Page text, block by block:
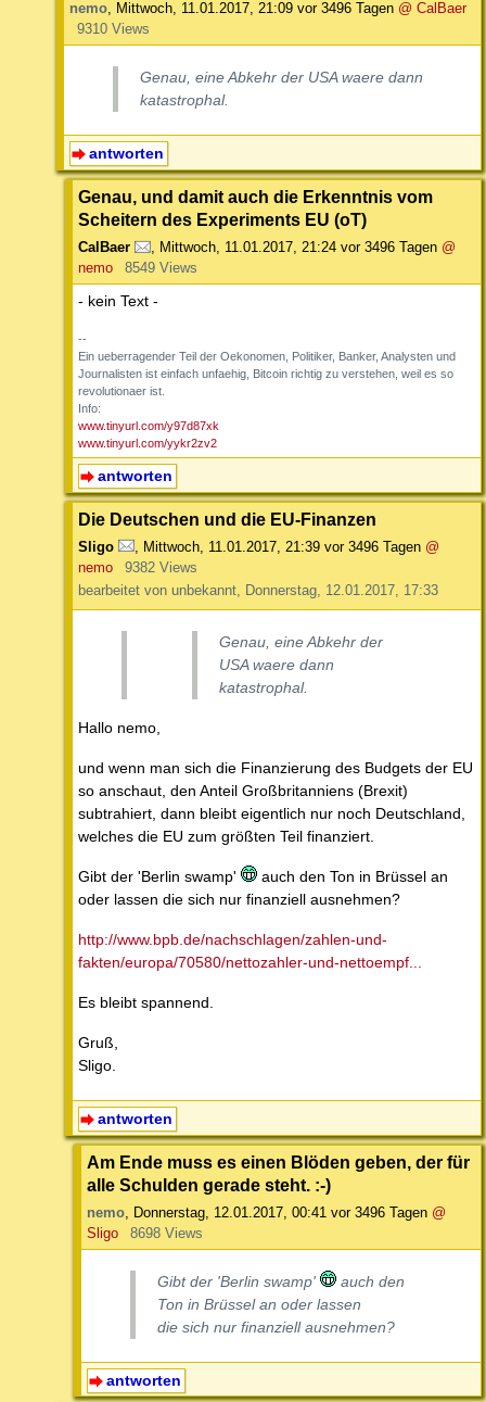
nemo, Mittwoch, 11.01.2017, 21:09 vor 3496 Tagen @ CalBaer
9310 Views
Genau, eine Abkehr der USA waere dann
katastrophal.
antworten
Genau, und damit auch die Erkenntnis vom
Scheitern des Experiments EU (oT)
CalBaer , Mittwoch, 11.01.2017, 21:24 vor 3496 Tagen @
nemo
8549 Views
- kein Text -
--
Ein ueberragender Teil der Oekonomen, Politiker, Banker, Analysten und
Journalisten ist einfach unfaehig, Bitcoin richtig zu verstehen, weil es so
revolutionaer ist.
Info:
www.tinyurl.com/y97d87xk
www.tinyurl.com/yykr2zv2
antworten
Die Deutschen und die EU-Finanzen
Sligo Mittwoch, 11.01.2017, 21:39 vor 3496 Tagen @
nemo
9382 Views
bearbeitet von unbekannt, Donnerstag, 12.01.2017, 17:33
Genau, eine Abkehr der
USA waere dann
katastrophal.
Hallo nemo,
und wenn man sich die Finanzierung des Budgets der EU
so anschaut, den Anteil Großbritanniens (Brexit)
subtrahiert, dann bleibt eigentlich nur noch Deutschland,
welches die EU zum größten Teil finanziert.
Gibt der 'Berlin swamp'
auch den Ton in Brüssel an
oder lassen die sich nur finanziell ausnehmen?
http://www.bpb.de/nachschlagen/zahlen-und-
fakten/europa/70580/nettozahler-und-nettoempf...
Es bleibt spannend.
Gruß,
Sligo.
antworten
Am Ende muss es einen Blöden geben, der für
alle Schulden gerade steht. :-)
nemo Donnerstag, 12.01.2017, 00:41 vor 3496 Tagen @
Sligo
8698 Views
Gibt der 'Berlin swamp'
auch den
Ton in Brüssel an oder lassen
die sich nur finanziell ausnehmen?
antworten